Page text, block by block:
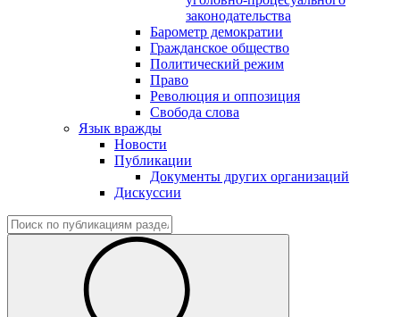
законодательства
Барометр демократии
Гражданское общество
Политический режим
Право
Революция и оппозиция
Свобода слова
Язык вражды
Новости
Публикации
Документы других организаций
Дискуссии